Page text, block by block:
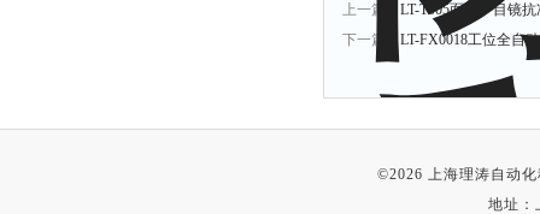
上一篇： LT-T005面罩护目镜
下一篇：LT-FX0018工位全自
©2026 上海理涛自动
地址：